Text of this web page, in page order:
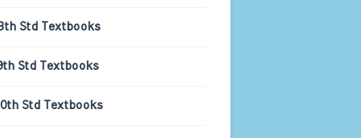
Std Textbooks
Std Textbooks
Std Textbooks